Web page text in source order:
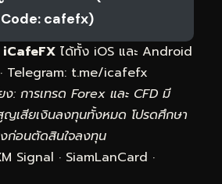
Code: cafefx)
iCafeFX ได้ทั้ง iOS และ Android
Telegram: t.me/icafefx
: การเทรด Forex และ CFD มี
ญเสียเงินลงทุนทั้งหมด โปรดศึกษา
งก่อนตัดสินใจลงทุน
Signal · SiamLanCard ·